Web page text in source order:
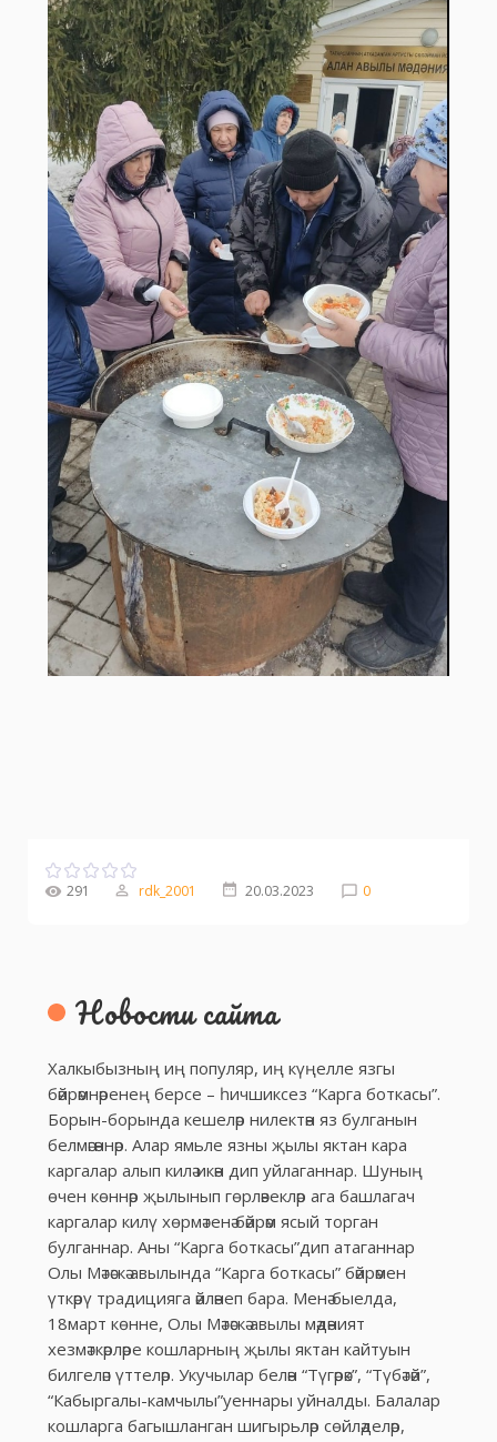
291 rdk_2001 20.03.2023 0
Новости сайта
Халкыбызның иң популяр, иң күңелле язгы
бәйрәмнәренең берсе – һичшиксез “Карга боткасы”.
Борын-борында кешеләр нилектән яз булганын
белмәгәннәр. Алар ямьле язны җылы яктан кара
каргалар алып килә икән дип уйлаганнар. Шуның
өчен көннәр җылынып гөрләвекләр ага башлагач
каргалар килү хөрмәтенә бәйрәм ясый торган
булганнар. Аны “Карга боткасы”дип атаганнар
Олы Мәтәскә авылында “Карга боткасы” бәйрәмен
үткәрү традицияга әйләнеп бара. Менә быелда,
18март көнне, Олы Мәтәскә авылы мәдәният
хезмәткәрләре кошларның җылы яктан кайтуын
билгеләп үттеләр. Укучылар белән “Түгәрәк”, “Түбәтәй”,
“Кабыргалы-камчылы”уеннары уйналды. Балалар
кошларга багышланган шигырьләр сөйләделәр,